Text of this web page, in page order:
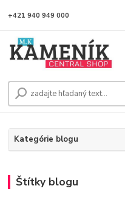
+421 940 949 000
Kategórie blogu
Štítky blogu